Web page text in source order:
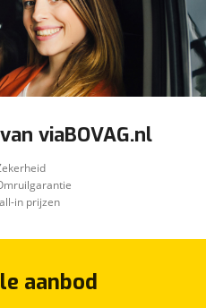
viaBOVAG.nl
in prijzen
aanbod